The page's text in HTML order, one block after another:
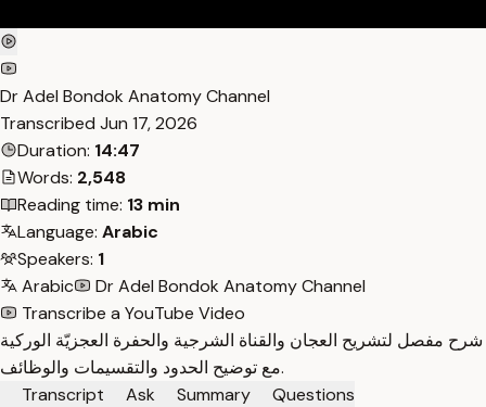
Dr Adel Bondok Anatomy Channel
Transcribed Jun 17, 2026
Duration: 14:47
Words: 2,548
Reading time: 13 min
Language: Arabic
Speakers: 1
Arabic
Dr Adel Bondok Anatomy Channel
Transcribe a YouTube Video
شرح مفصل لتشريح العجان والقناة الشرجية والحفرة العجزيّة الوركية
مع توضيح الحدود والتقسيمات والوظائف.
Transcript
Ask Summary
Questions